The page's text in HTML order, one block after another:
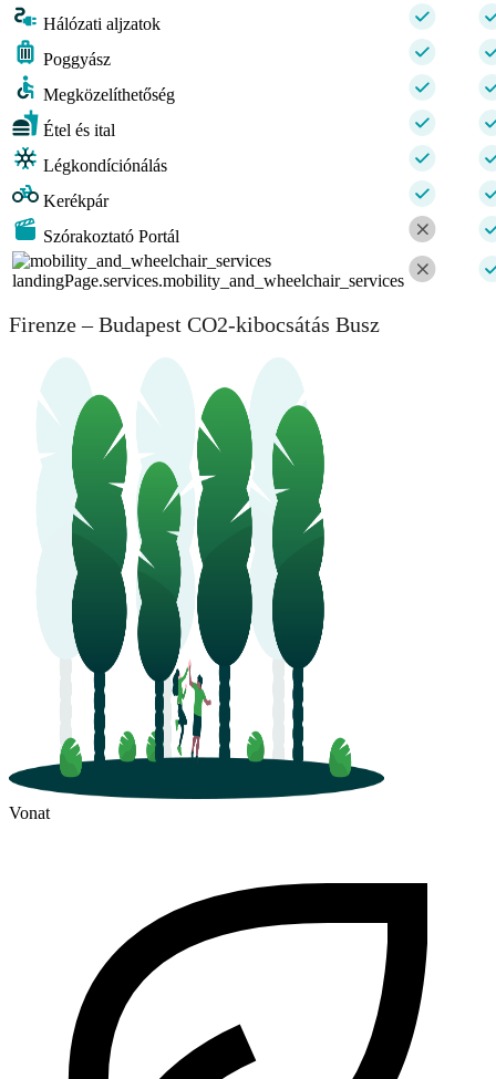
Hálózati aljzatok
Poggyász
Megközelíthetőség
Étel és ital
Légkondíciónálás
Kerékpár
Szórakoztató Portál
landingPage.services.mobility_and_wheelchair_services
Firenze – Budapest CO2-kibocsátás Busz
Vonat